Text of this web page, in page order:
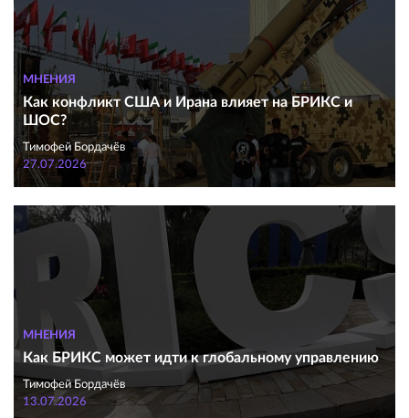
МНЕНИЯ
Как конфликт США и Ирана влияет на БРИКС и
ШОС?
Тимофей Бордачёв
27.07.2026
МНЕНИЯ
Как БРИКС может идти к глобальному управлению
Тимофей Бордачёв
13.07.2026